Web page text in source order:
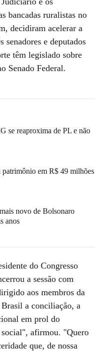
bancadas ruralistas no
decidiram acelerar a
e deputados
têm legislado sobre
Senado Federal.
se reaproxima de PL e não
patrimônio em R$ 49 milhões
novo de Bolsonaro
anos
do Congresso
a sessão com
aos membros da
a conciliação, a
em prol do
afirmou. "Quero
que, de nossa